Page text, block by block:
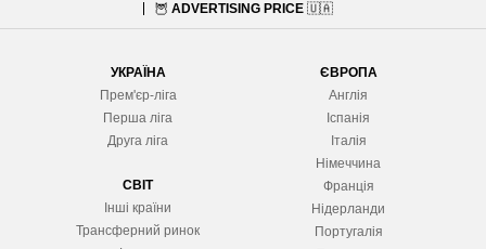
🦉 ADVERTISING PRICE 🇺🇦
УКРАЇНА
Прем'єр-ліга
Перша ліга
Друга ліга
СВІТ
Інші країни
Трансферний ринок
ЄВРОПА
Англія
Іспанія
Італія
Німеччина
Франція
Нідерланди
Португалія